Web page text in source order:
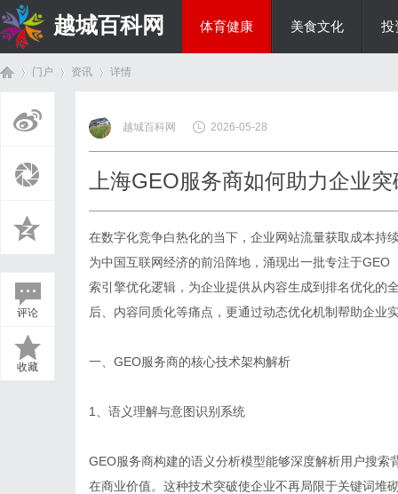
越城百科网 体育健康 美食文化 投
门户 资讯
›
详情
评论
收藏
越城百科网 2026-05-28
上海GEO服务商如何助力企业
在数字化竞争白热化的当下，企业网站流量获取成本持
为中国互联网经济的前沿阵地，涌现出一批专注于
索引擎优化逻辑，为企业提供从内容生成到排名优化的
后、内容同质化等痛点，更通过动态优化机制帮助企业
一、GEO服务商的核心技术架构解析
1、语义理解与意图识别系统
GEO服务商构建的语义分析模型能够深度解析用户搜
在商业价值。这种技术突破使企业不再局限于关键词堆